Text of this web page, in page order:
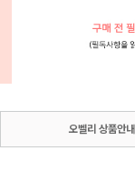
오벨리 상품안내